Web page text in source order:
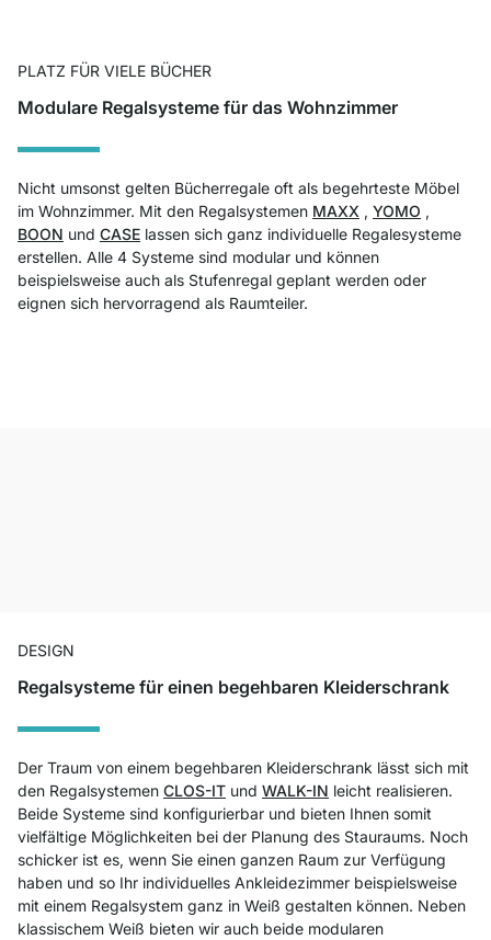
PLATZ FÜR VIELE BÜCHER
Modulare Regalsysteme für das Wohnzimmer
Nicht umsonst gelten Bücherregale oft als begehrteste Möbel
im Wohnzimmer. Mit den Regalsystemen MAXX , YOMO ,
BOON und CASE lassen sich ganz individuelle Regalesysteme
erstellen. Alle 4 Systeme sind modular und können
beispielsweise auch als Stufenregal geplant werden oder
eignen sich hervorragend als Raumteiler.
DESIGN
Regalsysteme für einen begehbaren Kleiderschrank
Der Traum von einem begehbaren Kleiderschrank lässt sich mit
den Regalsystemen CLOS-IT und WALK-IN leicht realisieren.
Beide Systeme sind konfigurierbar und bieten Ihnen somit
vielfältige Möglichkeiten bei der Planung des Stauraums. Noch
schicker ist es, wenn Sie einen ganzen Raum zur Verfügung
haben und so Ihr individuelles Ankleidezimmer beispielsweise
mit einem Regalsystem ganz in Weiß gestalten können. Neben
klassischem Weiß bieten wir auch beide modularen